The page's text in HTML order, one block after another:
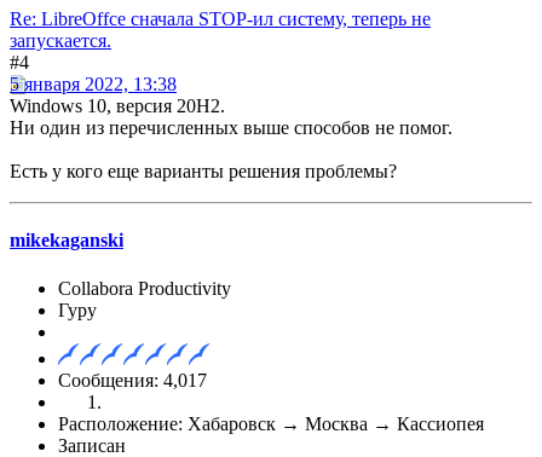
Re: LibreOffce сначала STOP-ил систему, теперь не
запускается.
#4
5 января 2022, 13:38
Windows 10, версия 20H2.
Ни один из перечисленных выше способов не помог.
Есть у кого еще варианты решения проблемы?
mikekaganski
Collabora Productivity
Гуру
Сообщения: 4,017
Расположение: Хабаровск → Москва → Кассиопея
Записан